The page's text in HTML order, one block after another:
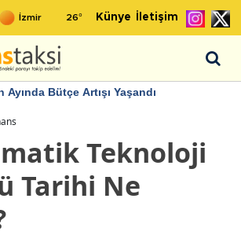
26° Künye İletişim
Ayında Bütçe Artışı Yaşandı
Teknoloji
Tarihi Ne